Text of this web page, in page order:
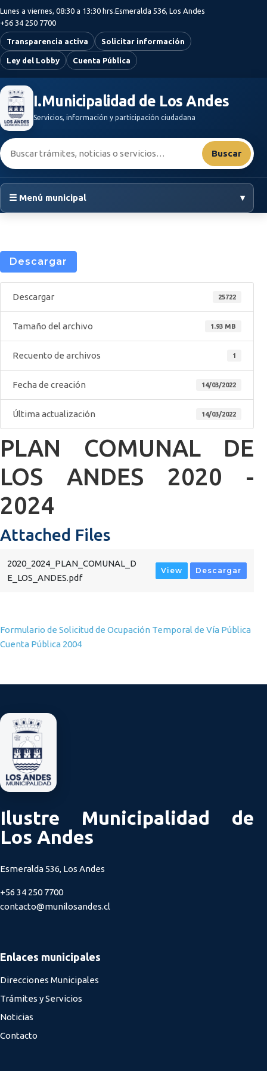
Saltar al contenido principal
Lunes a viernes, 08:30 a 13:30 hrs.Esmeralda 536, Los Andes
+56 34 250 7700
Transparencia activa Solicitar información
Ley del Lobby Cuenta Pública
I.Municipalidad de Los Andes
Servicios, información y participación ciudadana
Buscar:
Buscar
☰ Menú municipal ▾
Descargar
Descargar 25722
Tamaño del archivo 1.93 MB
Recuento de archivos 1
Fecha de creación 14/03/2022
Última actualización 14/03/2022
PLAN COMUNAL DE
LOS ANDES 2020 -
2024
Attached Files
2020_2024_PLAN_COMUNAL_D
E_LOS_ANDES.pdf
View Descargar
Navegación de entradas
Formulario de Solicitud de Ocupación Temporal de Vía Pública
Cuenta Pública 2004
Ilustre Municipalidad de
Los Andes
Esmeralda 536, Los Andes
+56 34 250 7700
contacto@munilosandes.cl
Enlaces municipales
Direcciones Municipales
Trámites y Servicios
Noticias
Contacto